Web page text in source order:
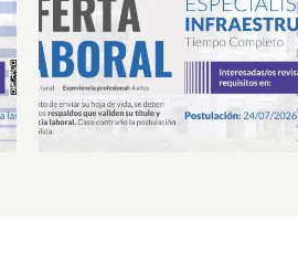
Oferta Laboral Especialista
Infraestructura